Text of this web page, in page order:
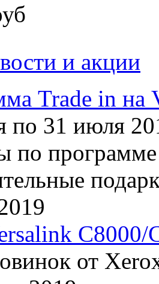
и акции
Trade in на
по 31 июля
по
C8000/
от